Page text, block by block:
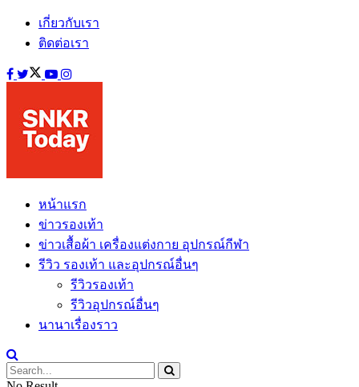
เกี่ยวกับเรา
ติดต่อเรา
หน้าแรก
ข่าวรองเท้า
ข่าวเสื้อผ้า เครื่องแต่งกาย อุปกรณ์กีฬา
รีวิว รองเท้า และอุปกรณ์อื่นๆ
รีวิวรองเท้า
รีวิวอุปกรณ์อื่นๆ
นานาเรื่องราว